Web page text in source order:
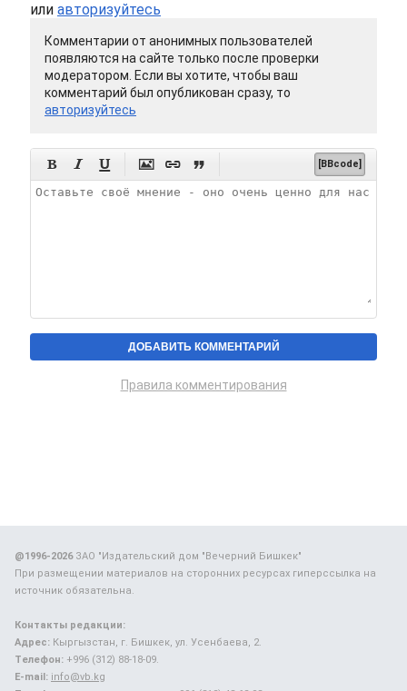
или авторизуйтесь
Комментарии от анонимных пользователей
появляются на сайте только после проверки
модератором. Если вы хотите, чтобы ваш
комментарий был опубликован сразу, то
авторизуйтесь
      [BBcode]
Правила комментирования
@1996-2026ЗАО "Издательский дом "Вечерний Бишкек"
При размещении материалов на сторонних ресурсах гиперссылка на
источник обязательна.
Контакты редакции:
Адрес: Кыргызстан, г. Бишкек, ул. Усенбаева, 2.
Телефон: +996 (312) 88-18-09.
E-mail: info@vb.kg